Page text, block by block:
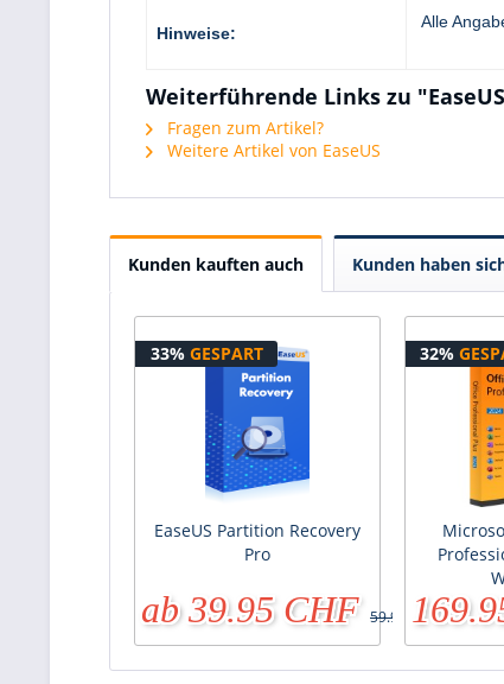
Hinweise:
Alle
Weiterführende Links zu
Fragen zum Artikel?
Weitere Artikel von EaseUS
Kunden kauften auch Kunden haben
33% GESPART
EaseUS Partition Recovery
Pro
ab 39.95 CHF 59.95 CHF
32%